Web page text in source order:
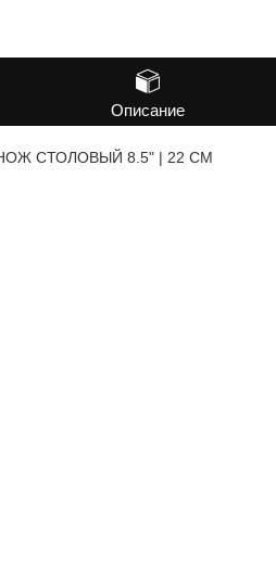
Описание
СТОЛОВЫЙ 8.5" | 22 CM